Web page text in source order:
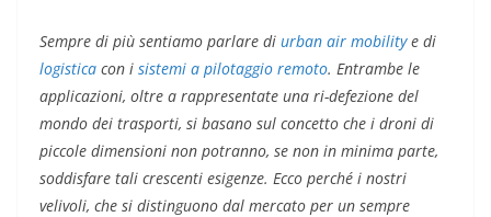
Sempre di più sentiamo parlare di urban air mobilitye di
logistica con i sistemi a pilotaggio remoto. Entrambe le
applicazioni, oltre a rappresentate una ri-defezione del
mondo dei trasporti, si basano sul concetto che i droni di
piccole dimensioni non potranno, se non in minima parte,
soddisfare tali crescenti esigenze. Ecco perché i nostri
velivoli, che si distinguono dal mercato per un sempre